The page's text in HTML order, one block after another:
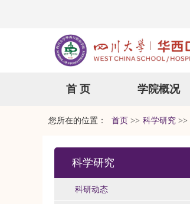
首 页 学院概况
您所在的位置： 首页 >> 科学研究 >>
科学研究
科研动态